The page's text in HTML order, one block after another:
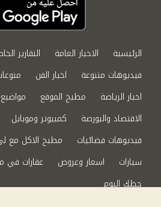
الرئيسية الاخبار العامة التقارير
فيديوهات متنوعة
اخبار الفن
اخبار الرياضة
مطبخ الموقع
الاقتصاد والبورصة
كمبيوتر وموبايل
فيديوهات فضائيات
مطبخ الاكل مع
سيارات
اسعار وعروض عقارات في
حظك اليوم